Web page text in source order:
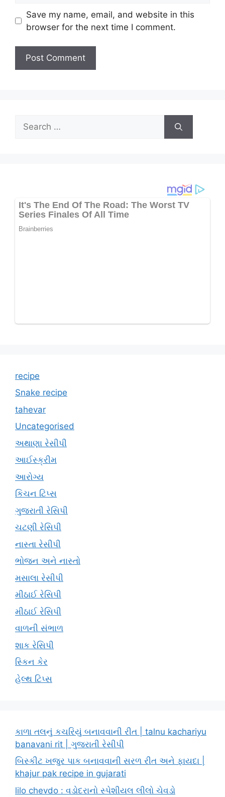
Save my name, email, and website in this
browser for the next time I comment.
Search
for:
recipe
Snake recipe
tahevar
Uncategorised
અથાણા રેસીપી
આઈસ્ક્રીમ
આરોગ્ય
કિચન ટિપ્સ
ગુજરાતી રેસિપી
ચટણી રેસિપી
નાસ્તા રેસીપી
ભોજન અને નાસ્તો
મસાલા રેસીપી
મીઠાઈ રેસિપી
મીઠાઈ રેસિપી
વાળની સંભાળ
શાક રેસિપી
સ્કિન કેર
હેલ્થ ટિપ્સ
કાળા તલનું કચરિયું બનાવવાની રીત | talnu kachariyu
banavani rit | ગુજરાતી રેસીપી
બિસ્કીટ ખજુર પાક બનાવવાની સરળ રીત અને ફાયદા |
khajur pak recipe in gujarati
lilo chevdo : વડોદરાનો સ્પેશીયલ લીલો ચેવડો